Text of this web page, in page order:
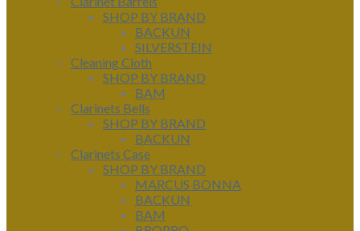
SHOP BY BRAND
BACKUN
SILVERSTEIN
Cleaning Cloth
SHOP BY BRAND
BAM
Clarinets Bells
SHOP BY BRAND
BACKUN
Clarinets Case
SHOP BY BRAND
MARCUS BONNA
BACKUN
BAM